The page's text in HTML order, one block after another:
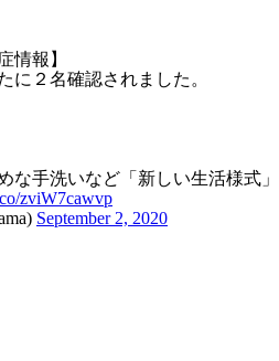
情報】
に２名確認されました。
な手洗いなど「新しい生活様式」
zviW7cawvp
September 2, 2020